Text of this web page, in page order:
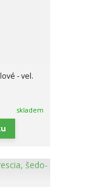
- vel.
skladem